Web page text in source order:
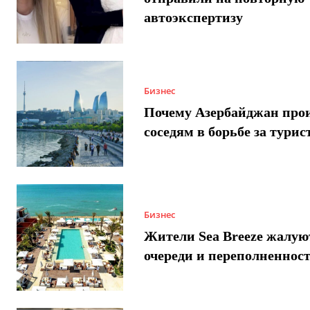
автоэкспертизу
Бизнес
Почему Азербайджан
соседям в борьбе за
Бизнес
Жители Sea Breeze
очереди и